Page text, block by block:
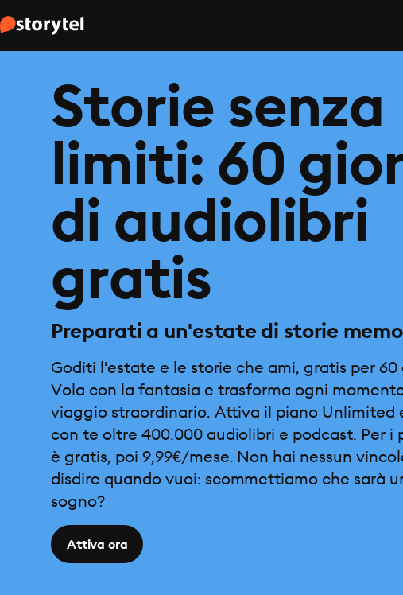
Storie senza
limiti: 60
di audiolibri
gratis
Preparati a un'estate di storie
Goditi l'estate e le storie che ami, gratis per 60
Vola con la fantasia e trasforma ogni
viaggio straordinario. Attiva il piano Unlimited
con te oltre 400.000 audiolibri e podcast. Per i
è gratis, poi 9,99€/mese. Non hai nessun
disdire quando vuoi: scommettiamo che sarà
sogno?
Attiva ora